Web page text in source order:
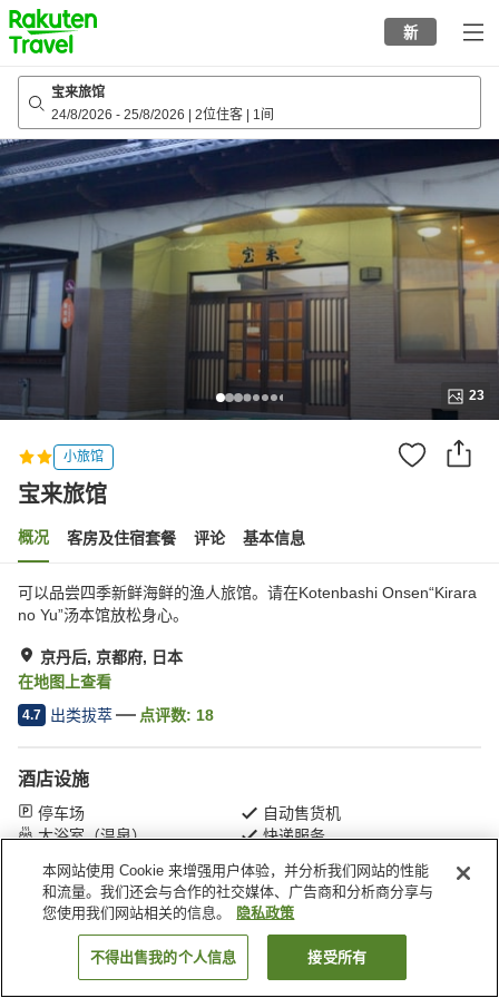
to
top
page
新
宝来旅馆
24/8/2026 - 25/8/2026 2位住客 1间
23
小旅馆
宝来旅馆
概况 客房及住宿套餐 评论 基本信息
可以品尝四季新鲜海鲜的渔人旅馆。请在Kotenbashi Onsen“Kirara
no Yu”汤本馆放松身心。
京丹后, 京都府, 日本
在地图上查看
4.7 出类拔萃 点评数: 18
酒店设施
停车场
自动售货机
大浴室（温泉）
快递服务
首页 日本 京都府 京丹后 宝来旅馆
搜索客房
本网站使用 Cookie 来增强用户体验，并分析我们网站的性能
和流量。我们还会与合作的社交媒体、广告商和分析商分享与
您使用我们网站相关的信息。
隐私政策
不得出售我的个人信息 接受所有